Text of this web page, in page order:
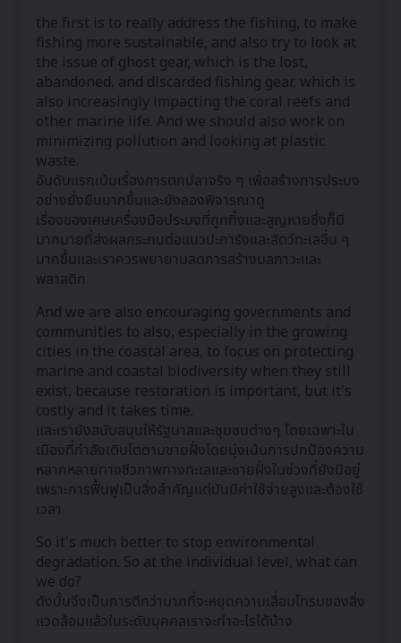
the first is to really address the fishing, to make
fishing more sustainable, and also try to look at
the issue of ghost gear, which is the lost,
abandoned, and discarded fishing gear, which is
also increasingly impacting the coral reefs and
other marine life. And we should also work on
minimizing pollution and looking at plastic
waste.
อันดับแรกเน้นเรื่องการตกปลาจริง ๆ เพื่อสร้างการประมง
อย่างยั่งยืนมากขึ้นและยังลองพิจารณาดู
เรื่องของเศษเครื่องมือประมงที่ถูกทิ้งและสูญหายซึ่งก็มี
มากมายที่ส่งผลกระทบต่อแนวปะการังและสัตว์ทะเลอื่น ๆ
มากขึ้นและเราควรพยายามลดการสร้างมลภาวะและ
พลาสติก
And we are also encouraging governments and
communities to also, especially in the growing
cities in the coastal area, to focus on protecting
marine and coastal biodiversity when they still
exist, because restoration is important, but it's
costly and it takes time.
และเรายังสนับสนุนให้รัฐบาลและชุมชนต่างๆ โดยเฉพาะใน
เมืองที่กำลังเติบโตตามชายฝั่งโดยมุ่งเน้นการปกป้องความ
หลากหลายทางชีวภาพทางทะเลและชายฝั่งในช่วงที่ยังมีอยู่
เพราะการฟื้นฟูเป็นสิ่งสำคัญแต่มันมีค่าใช้จ่ายสูงและต้องใช้
เวลา
So it's much better to stop environmental
degradation. So at the individual level, what can
we do?
ดังนั้นจึงเป็นการดีกว่ามากที่จะหยุดความเสื่อมโทรมของสิ่ง
แวดล้อมแล้วในระดับบุคคลเราจะทำอะไรได้บ้าง